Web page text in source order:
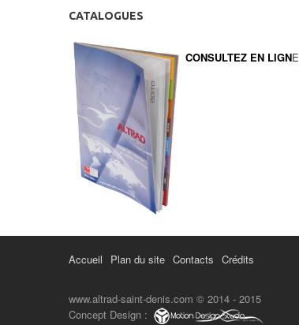
CATALOGUES
CONSULTEZ EN LIGNE
Accueil Plan du site Contacts Crédits
www.altrad-saint-denis.com © 2014 - 2015
Concept Design :